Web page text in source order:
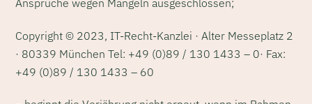
Copyright © 2023, IT-Recht-Kanzlei · Alter Messeplatz 2
· 80339 München Tel: +49 (0)89 / 130 1433 – 0· Fax:
+49 (0)89 / 130 1433 – 60